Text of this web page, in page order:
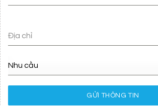
Địa chỉ
Nhu cầu
GỬI THÔNG TIN